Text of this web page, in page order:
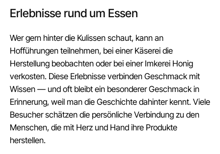
Erlebnisse rund um Essen
Wer gern hinter die Kulissen schaut, kann an
Hofführungen teilnehmen, bei einer Käserei die
Herstellung beobachten oder bei einer Imkerei Honig
verkosten. Diese Erlebnisse verbinden Geschmack mit
Wissen — und oft bleibt ein besonderer Geschmack in
Erinnerung, weil man die Geschichte dahinter kennt. Viele
Besucher schätzen die persönliche Verbindung zu den
Menschen, die mit Herz und Hand ihre Produkte
herstellen.